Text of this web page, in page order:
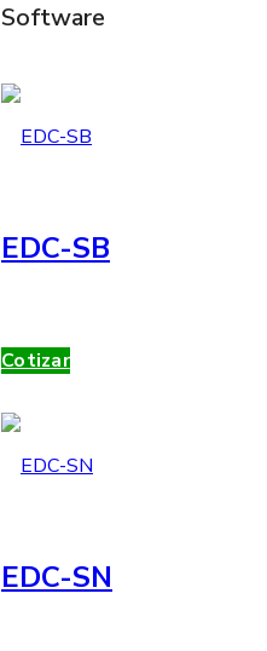
Software
EDC-SB
Cotizar
EDC-SN